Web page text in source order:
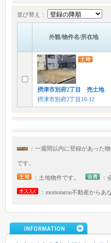
並び替え：
外観/物件名/所在地
摂津市別府2丁目 売土地
摂津市別府2丁目10-12
：一週間以内に登録があった
です。
：土地物件です。 ：
：momotarou不動産からあ